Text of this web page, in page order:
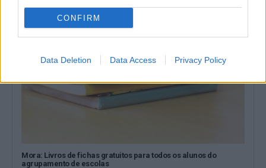
CONFIRM
Data Deletion Data Access Privacy Policy
Mora: Livros de fichas gratuitos para todos os alunos do
agrupamento de escolas